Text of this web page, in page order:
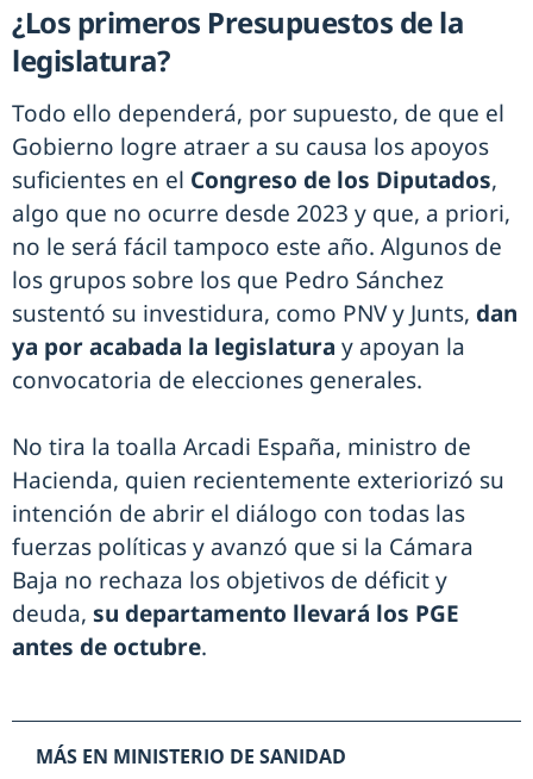
¿Los primeros Presupuestos de la
legislatura?
Todo ello dependerá, por supuesto, de que el
Gobierno logre atraer a su causa los apoyos
suficientes en el Congreso de los Diputados,
algo que no ocurre desde 2023 y que, a priori,
no le será fácil tampoco este año. Algunos de
los grupos sobre los que Pedro Sánchez
sustentó su investidura, como PNV y Junts, dan
ya por acabada la legislatura y apoyan la
convocatoria de elecciones generales.
No tira la toalla Arcadi España, ministro de
Hacienda, quien recientemente exteriorizó su
intención de abrir el diálogo con todas las
fuerzas políticas y avanzó que si la Cámara
Baja no rechaza los objetivos de déficit y
deuda, su departamento llevará los PGE
antes de octubre.
MÁS EN MINISTERIO DE SANIDAD